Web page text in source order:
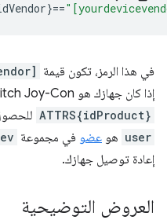
==
في هذا الرمز، تكون قيمة
إذا كان جهازك هو Nintendo Switch Joy-Con. يمكن إضافة
ATTRS{idProduct}
user هو عضو في مجموعة
إعادة توصيل جهازك.
العروض التوضيحية